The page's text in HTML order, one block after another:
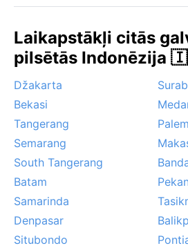
debesis skaidrākas. Tomēr arī tad
atnest īslaicīgu lietu pat sausajā
cikloni un viesuļvētras Malangu
nogāzēs. Laiks ir patīkams un nav
zemienēs, padarot pilsētu par
patvērumu no trops.
Laikapstākļi citās
pilsētās Indonēzija
Džakarta
Bekasi
Tangerang
Semarang
South Tangerang
Batam
Samarinda
Denpasar
Situbondo